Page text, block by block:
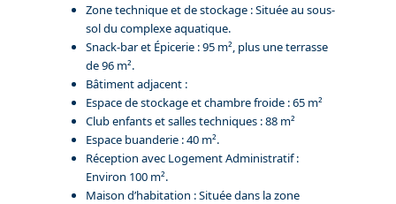
Zone technique et de stockage : Située au sous-
sol du complexe aquatique.
Snack-bar et Épicerie : 95 m², plus une terrasse
de 96 m².
Bâtiment adjacent :
Espace de stockage et chambre froide : 65 m²
Club enfants et salles techniques : 88 m²
Espace buanderie : 40 m².
Réception avec Logement Administratif :
Environ 100 m².
Maison d’habitation : Située dans la zone